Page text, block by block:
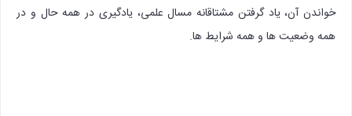
خواندن آن، یاد گرفتن مشتاقانه مسال علمی، یادگیری در همه حال و در
همه وضعیت ها و همه شرایط ها.